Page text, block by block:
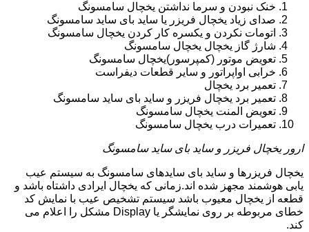
خنک نبودن و سرما نداشتن یخچال سامسونگ
صدای زیاد یخچال فریزر یا ساید بای ساید سامسونگ
اتومات نکردن و یکسره کار کردن یخچال سامسونگ
شارژ گاز یخچال یخچال سامسونگ
تعویض موتور (کمپرسور)یخچال سامسونگ
خرابی اواپراتور و سایر قطعات دیفراست
تعمیر برد یخچال
تعمیر برد یخچال فریزر و ساید بای ساید سامسونگ
تعویض المنت یخچال سامسونگ
تعمیرات درب یخچال سامسونگ
ارور یخچال فریزر و ساید بای ساید سامسونگ
یخچال فریزرها و ساید بای سایدهای سامسونگ به سیستم عیب
یابی هوشمند مجهز شده اند.زمانی که یخچال ایرادی داشتاه باشد و
قطعه از یخچال معیوب باشد سیستم تشخیص عیب با نمایش کد
خطای مربوطه بر روی نمایشگر یا Display مشکل را اعلام می
کند.